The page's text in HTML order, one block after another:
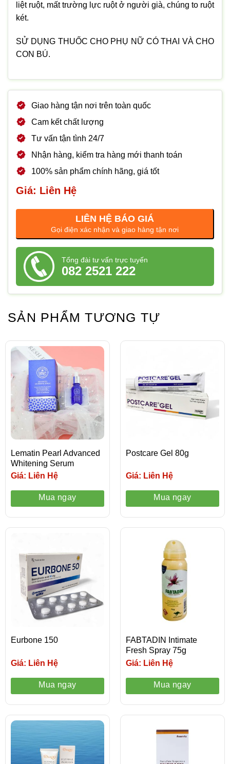
liệt ruột, mất trường lực ruột ở người già, chúng to ruột
két.
SỬ DỤNG THUỐC CHO PHỤ NỮ CÓ THAI VÀ CHO
CON BÚ.
Giao hàng tận nơi trên toàn quốc
Cam kết chất lượng
Tư vấn tận tình 24/7
Nhận hàng, kiểm tra hàng mới thanh toán
100% sản phẩm chính hãng, giá tốt
Giá: Liên Hệ
LIÊN HỆ BÁO GIÁ
Gọi điện xác nhận và giao hàng tận nơi
Tổng đài tư vấn trực tuyến
082 2521 222
SẢN PHẨM TƯƠNG TỰ
Lematin Pearl Advanced
Whitening Serum
Giá: Liên Hệ
Mua ngay
Postcare Gel 80g
Giá: Liên Hệ
Mua ngay
Eurbone 150
Giá: Liên Hệ
Mua ngay
FABTADIN Intimate
Fresh Spray 75g
Giá: Liên Hệ
Mua ngay